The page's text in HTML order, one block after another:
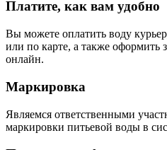
Платите, как вам удобно
Вы можете оплатить воду
или по карте, а также оформить
онлайн.
Маркировка
Являемся ответственными
маркировки питьевой воды в